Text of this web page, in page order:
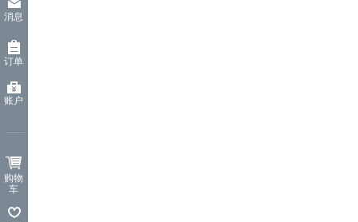
消息
订单
账户
购物
车